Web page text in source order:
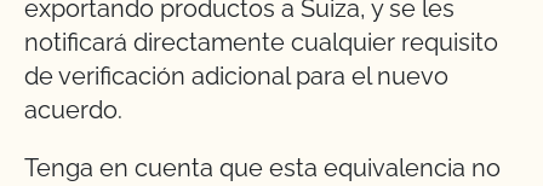
exportando productos a Suiza, y se les
notificará directamente cualquier requisito
de verificación adicional para el nuevo
acuerdo.
Tenga en cuenta que esta equivalencia no